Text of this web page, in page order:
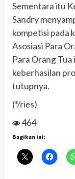
Sementara itu
Sandry
kompetisi pada
Asosiasi Para
Para Orang
keberhasilan
tutupnya.
(*/ries)
464
Bagikan ini: